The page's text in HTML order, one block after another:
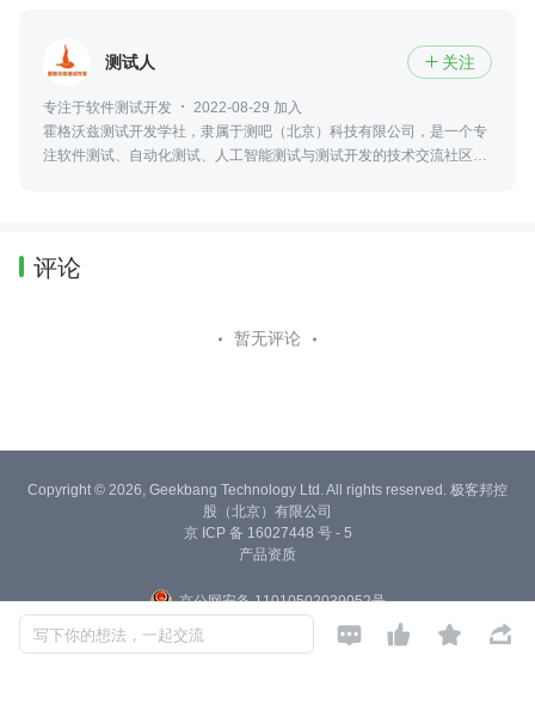
测试人  关注
专注于软件测试开发
2022-08-29 加入
霍格沃兹测试开发学社，隶属于测吧（北京）科技有限公司，是一个专
注软件测试、自动化测试、人工智能测试与测试开发的技术交流社区，
评论
暂无评论
写下你的想法，一起交流    
Copyright © 2026, Geekbang Technology Ltd. All rights reserved. 极客邦控
股（北京）有限公司
京 ICP 备 16027448 号 - 5
产品资质
京公网安备 11010502039052号